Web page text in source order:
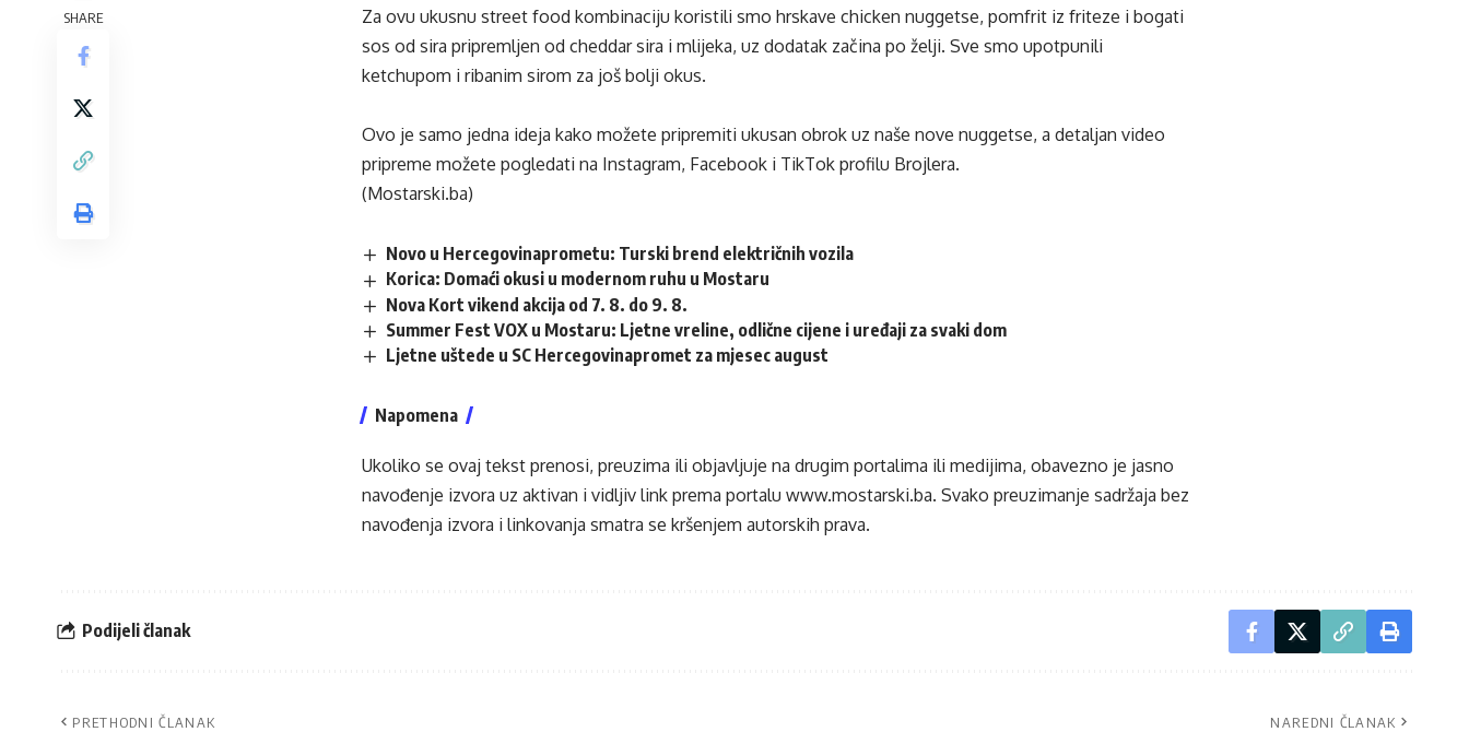
SHARE
Za ovu ukusnu street food kombinaciju koristili smo hrskave chicken nuggetse, pomfrit iz friteze i bogati
sos od sira pripremljen od cheddar sira i mlijeka, uz dodatak začina po želji. Sve smo upotpunili
ketchupom i ribanim sirom za još bolji okus.
Ovo je samo jedna ideja kako možete pripremiti ukusan obrok uz naše nove nuggetse, a detaljan video
pripreme možete pogledati na Instagram, Facebook i TikTok profilu Brojlera.
(Mostarski.ba)
Novo u Hercegovinaprometu: Turski brend električnih vozila
Korica: Domaći okusi u modernom ruhu u Mostaru
Nova Kort vikend akcija od 7. 8. do 9. 8.
Summer Fest VOX u Mostaru: Ljetne vreline, odlične cijene i uređaji za svaki dom
Ljetne uštede u SC Hercegovinapromet za mjesec august
Napomena
Ukoliko se ovaj tekst prenosi, preuzima ili objavljuje na drugim portalima ili medijima, obavezno je jasno
navođenje izvora uz aktivan i vidljiv link prema portalu www.mostarski.ba. Svako preuzimanje sadržaja bez
navođenja izvora i linkovanja smatra se kršenjem autorskih prava.
Podijeli članak
PRETHODNI ČLANAK NAREDNI ČLANAK